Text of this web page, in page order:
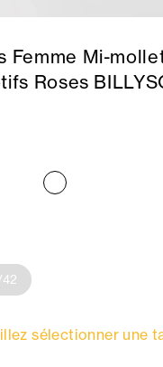
Femme Mi-
Roses
sélectionner une